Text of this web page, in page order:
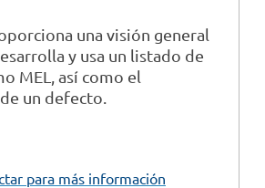
una visión general
y usa un listado de
MEL, así como el
un defecto.
para más información